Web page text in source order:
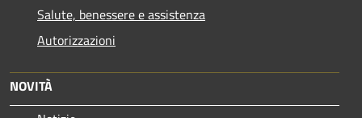
Salute, benessere e assistenza
Autorizzazioni
NOVITÀ